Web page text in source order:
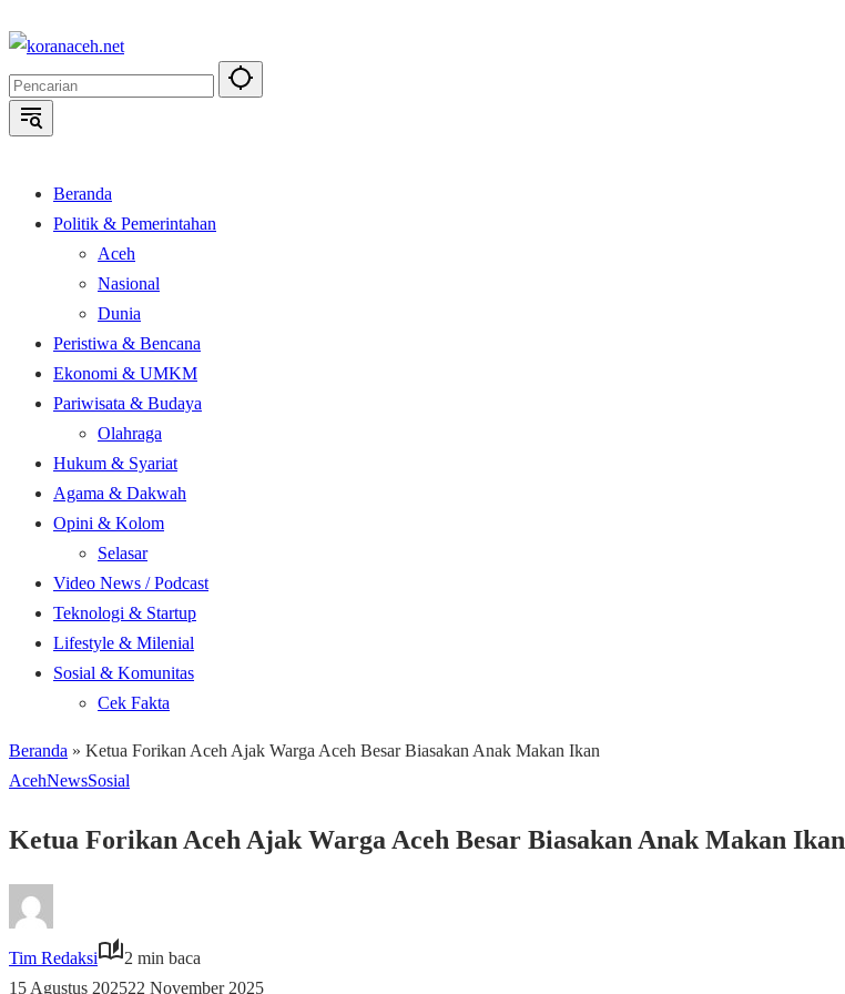
ke
konten
Beranda
Politik & Pemerintahan
Aceh
Nasional
Dunia
Peristiwa & Bencana
Ekonomi & UMKM
Pariwisata & Budaya
Olahraga
Hukum & Syariat
Agama & Dakwah
Opini & Kolom
Selasar
Video News / Podcast
Teknologi & Startup
Lifestyle & Milenial
Sosial & Komunitas
Cek Fakta
Beranda » Ketua Forikan Aceh Ajak Warga Aceh Besar Biasakan Anak Makan Ikan
AcehNewsSosial
Ketua Forikan Aceh Ajak Warga Aceh Besar Biasakan Anak Makan Ikan
Tim Redaksi
2 min baca
15 Agustus 202522 November 2025